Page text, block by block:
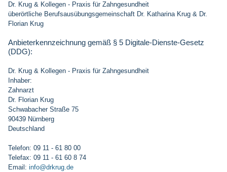
Dr. Krug & Kollegen - Praxis für Zahngesundheit
überörtliche Berufsausübungsgemeinschaft Dr. Katharina Krug & Dr.
Florian Krug
Anbieterkennzeichnung gemäß § 5 Digitale-Dienste-Gesetz
(DDG):
Dr. Krug & Kollegen - Praxis für Zahngesundheit
Inhaber:
Zahnarzt
Dr. Florian Krug
Schwabacher Straße 75
90439 Nürnberg
Deutschland
Telefon: 09 11 - 61 80 00
Telefax: 09 11 - 61 60 8 74
Email: info@drkrug.de